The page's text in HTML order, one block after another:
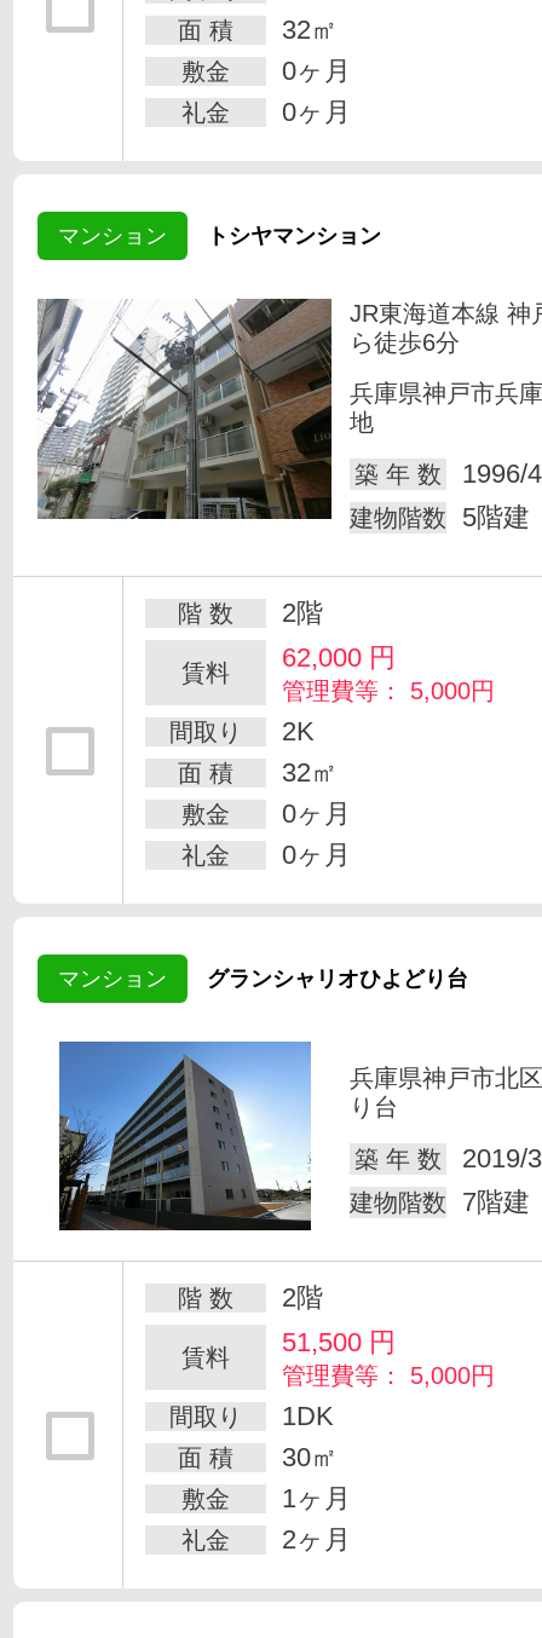
面 積 32㎡
敷金 0ヶ月
礼金 0ヶ月
マンション トシヤマンション
JR東海道本線 神
ら徒歩6分
兵庫県神戸市兵
地
築 年 数
1996/
建物階数 5階建
階 数 2階
賃料 62,000 円
管理費等： 5,000円
間取り
2K
面 積 32㎡
敷金 0ヶ月
礼金 0ヶ月
マンション グランシャリオひよどり台
兵庫県神戸市北
り台
築 年 数
2019/
建物階数 7階建
階 数 2階
賃料 51,500 円
管理費等： 5,000円
間取り
1DK
面 積 30㎡
敷金 1ヶ月
礼金 2ヶ月